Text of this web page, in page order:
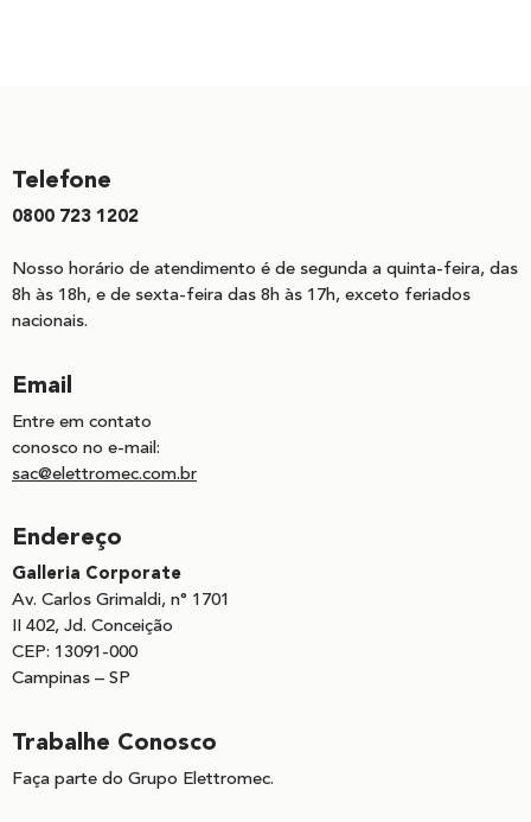
Telefone
0800 723 1202
Nosso horário de atendimento é de segunda a quinta-feira, das
8h às 18h, e de sexta-feira das 8h às 17h, exceto feriados
nacionais.
Email
Entre em contato
conosco no e-mail:
sac@elettromec.com.br
Endereço
Galleria Corporate
Av. Carlos Grimaldi, n° 1701
II 402, Jd. Conceição
CEP: 13091-000
Campinas – SP
Trabalhe Conosco
Faça parte do Grupo Elettromec.